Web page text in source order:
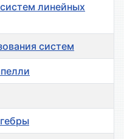
линейных
систем